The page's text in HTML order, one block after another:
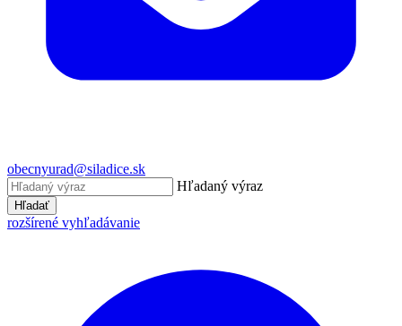
obecnyurad@siladice.sk
Hľadaný výraz
Hľadať
rozšírené vyhľadávanie